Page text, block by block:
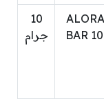
BAR
10
جرام